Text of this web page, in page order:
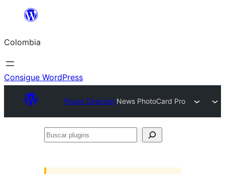
Saltar
contenido
Colombia
Consigue WordPress
Plugin DirectoryNews PhotoCard Pro
Buscar